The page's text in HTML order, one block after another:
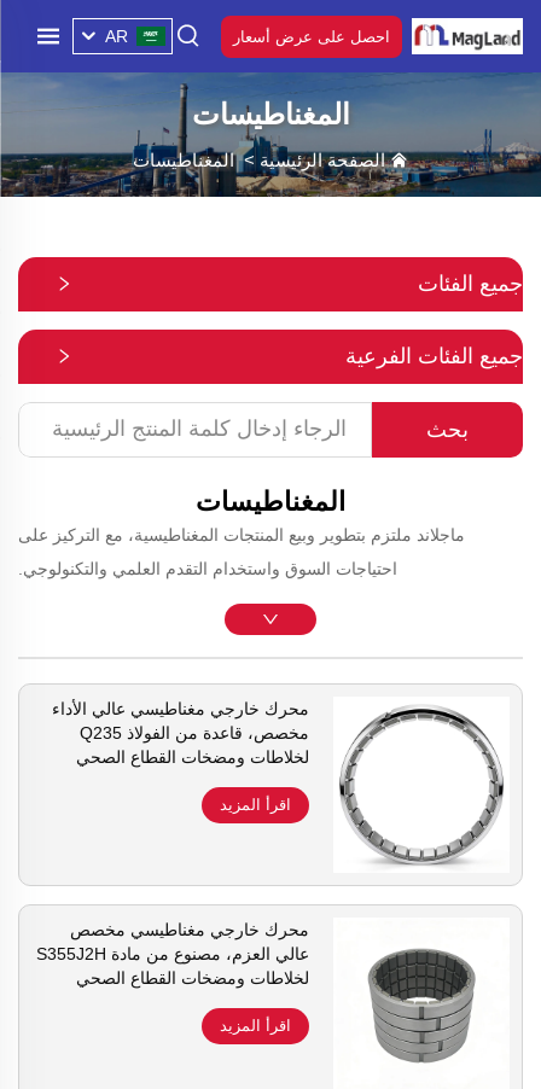
احصل على عرض أسعار AR
المغناطيسات
الصفحة الرئيسية >المغناطيسات
جميع الفئات
جميع الفئات الفرعية
بحث
المغناطيسات
ماجلاند ملتزم بتطوير وبيع المنتجات المغناطيسية، مع التركيز على
احتياجات السوق واستخدام التقدم العلمي والتكنولوجي.
محرك خارجي مغناطيسي عالي الأداء
مخصص، قاعدة من الفولاذ Q235
لخلاطات ومضخات القطاع الصحي
اقرأ المزيد
محرك خارجي مغناطيسي مخصص
عالي العزم، مصنوع من مادة S355J2H
لخلاطات ومضخات القطاع الصحي
اقرأ المزيد